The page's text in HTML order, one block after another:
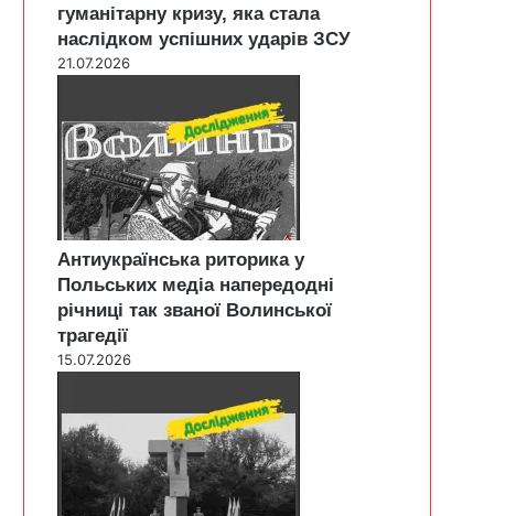
гуманітарну кризу, яка стала
наслідком успішних ударів ЗСУ
21.07.2026
Антиукраїнська риторика у
Польських медіа напередодні
річниці так званої Волинської
трагедії
15.07.2026